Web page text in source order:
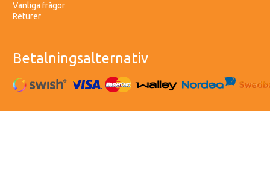
Vanliga frågor
Returer
Betalningsalternativ